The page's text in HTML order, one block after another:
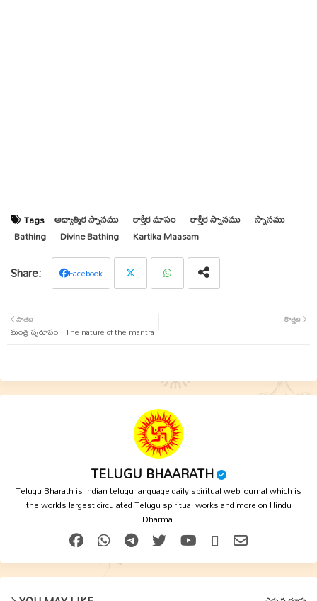
Tags ఆధ్యాత్మిక స్నానము కార్తీక మాసం కార్తీక స్నానము
స్నానము
Bathing
Divine Bathing Kartika Maasam
Facebook
ter
కొత్తది
పాతది
మంత్ర స్వరూపం | The nature of the mantra
TELUGU BHAARATH
Telugu Bharath is Indian telugu language daily spiritual web journal which is
the worlds largest circulated Telugu spiritual works and more on Hindu
Dharma.